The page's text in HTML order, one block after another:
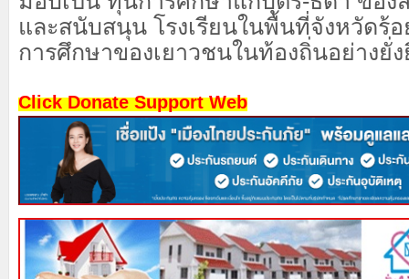
และสนับสนุน โรงเรียนในพื้นที่จังหวัดร้อ
การศึกษาของเยาวชนในท้องถิ่นอย่างยั่
Click Donate Support Web